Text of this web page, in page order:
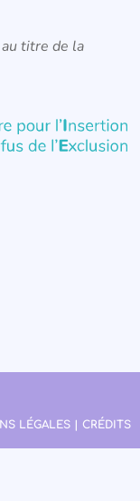
titre de la
LÉGALES | CRÉDITS